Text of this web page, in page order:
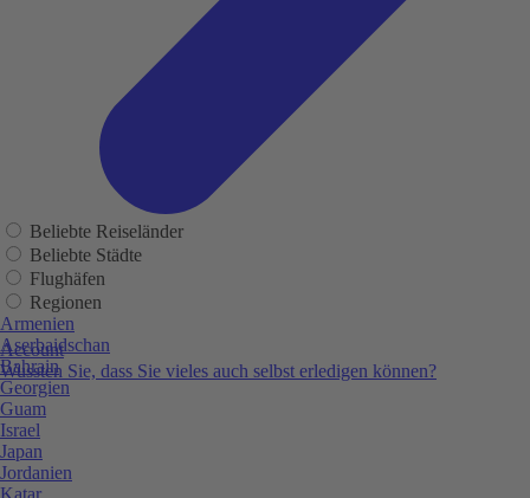
Account
Wussten Sie, dass Sie vieles auch selbst erledigen können?
Beliebte Reiseländer
Beliebte Städte
Flughäfen
Regionen
Armenien
Aserbaidschan
Bahrain
Georgien
Guam
Israel
Japan
Jordanien
Katar